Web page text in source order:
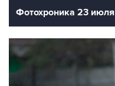
Фотохроника 23 июля